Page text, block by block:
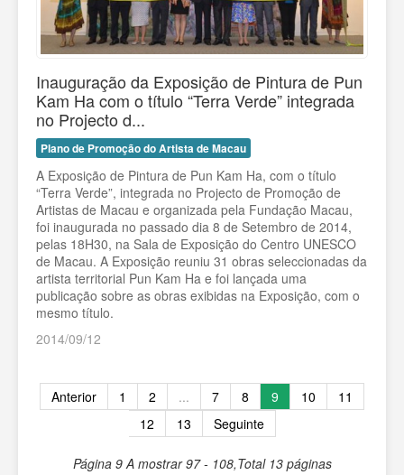
Inauguração da Exposição de Pintura de Pun
Kam Ha com o título “Terra Verde” integrada
no Projecto d...
Plano de Promoção do Artista de Macau
A Exposição de Pintura de Pun Kam Ha, com o título
“Terra Verde”, integrada no Projecto de Promoção de
Artistas de Macau e organizada pela Fundação Macau,
foi inaugurada no passado dia 8 de Setembro de 2014,
pelas 18H30, na Sala de Exposição do Centro UNESCO
de Macau. A Exposição reuniu 31 obras seleccionadas da
artista territorial Pun Kam Ha e foi lançada uma
publicação sobre as obras exibidas na Exposição, com o
mesmo título.
2014/09/12
Anterior 1 2 ... 7 8 9 10
11
12
13 Seguinte
Página 9 A mostrar 97 - 108,Total 13 páginas